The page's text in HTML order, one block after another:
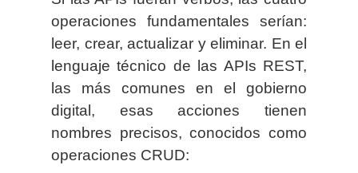
operaciones fundamentales serían:
leer, crear, actualizar y eliminar. En el
lenguaje técnico de las APIs REST,
las más comunes en el gobierno
digital, esas acciones tienen
nombres precisos, conocidos como
operaciones CRUD: